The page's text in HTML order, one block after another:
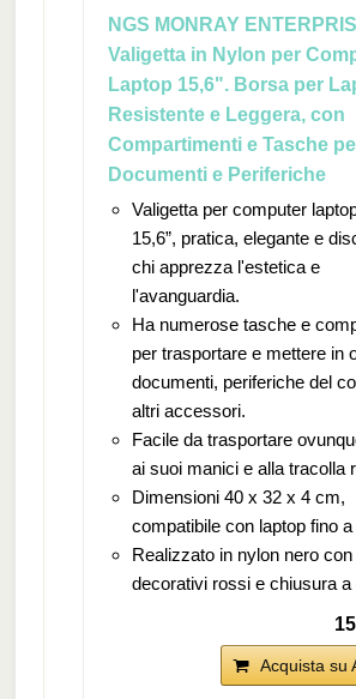
NGS MONRAY
Valigetta in Nylon per
Laptop 15,6". Borsa per
Resistente e Leggera, con
Compartimenti e Tasche
Documenti e Periferiche
Valigetta per computer
15,6”, pratica, elegante e
chi apprezza l'estetica e
l'avanguardia.
Ha numerose tasche e
per trasportare e mettere in
documenti, periferiche del
altri accessori.
Facile da trasportare
ai suoi manici e alla tracolla
Dimensioni 40 x 32 x 4 cm,
compatibile con laptop fino a
Realizzato in nylon nero con
decorativi rossi e chiusura a
Acquista su